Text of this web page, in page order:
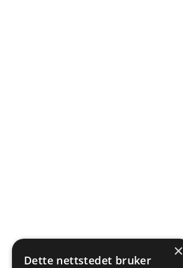
×
Dette nettstedet bruker